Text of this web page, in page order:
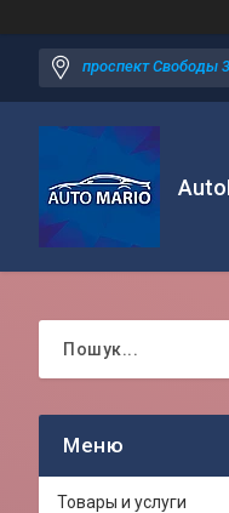
проспект Свободы
Товары и услуги